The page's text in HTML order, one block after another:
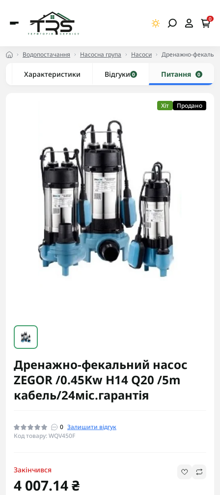
0
Водопостачання Насосна група Насоси Дренажно-
Характеристики Відгуки 0 Питання 0
Хіт Продано
Дренажно-фекальний насос
ZEGOR /0.45Kw H14 Q20 /5m
кабель/24міс.гарантія
0 Залишити відгук
Код товару: WQV450F
Закінчився
4 007.14 ₴